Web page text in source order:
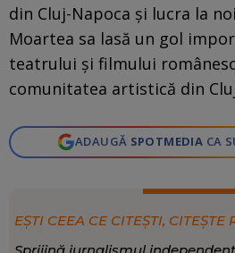
din Cluj-Napoca și lucra la
Moartea sa lasă un gol
teatrului și filmului
comunitatea artistică din
ADAUGĂ SPOTMEDIA CA
EȘTI CEEA CE CITEȘTI, CITEȘTE